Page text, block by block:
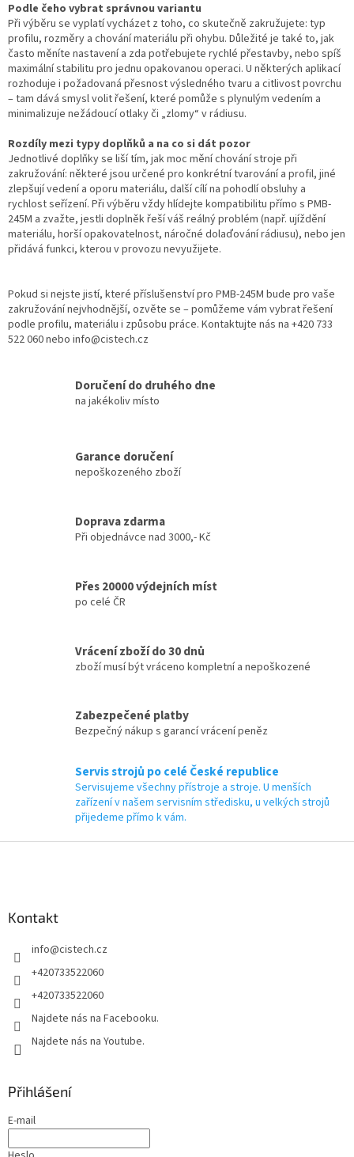
Podle čeho vybrat správnou variantu
Při výběru se vyplatí vycházet z toho, co skutečně zakružujete: typ
profilu, rozměry a chování materiálu při ohybu. Důležité je také to, jak
často měníte nastavení a zda potřebujete rychlé přestavby, nebo spíš
maximální stabilitu pro jednu opakovanou operaci. U některých aplikací
rozhoduje i požadovaná přesnost výsledného tvaru a citlivost povrchu
– tam dává smysl volit řešení, které pomůže s plynulým vedením a
minimalizuje nežádoucí otlaky či „zlomy“ v rádiusu.
Rozdíly mezi typy doplňků a na co si dát pozor
Jednotlivé doplňky se liší tím, jak moc mění chování stroje při
zakružování: některé jsou určené pro konkrétní tvarování a profil, jiné
zlepšují vedení a oporu materiálu, další cílí na pohodlí obsluhy a
rychlost seřízení. Při výběru vždy hlídejte kompatibilitu přímo s PMB-
245M a zvažte, jestli doplněk řeší váš reálný problém (např. ujíždění
materiálu, horší opakovatelnost, náročné dolaďování rádiusu), nebo jen
přidává funkci, kterou v provozu nevyužijete.
Pokud si nejste jistí, které příslušenství pro PMB-245M bude pro vaše
zakružování nejvhodnější, ozvěte se – pomůžeme vám vybrat řešení
podle profilu, materiálu i způsobu práce. Kontaktujte nás na +420 733
522 060 nebo info@cistech.cz
Doručení do druhého dne
na jakékoliv místo
Garance doručení
nepoškozeného zboží
Doprava zdarma
Při objednávce nad 3000,- Kč
Přes 20000 výdejních míst
po celé ČR
Vrácení zboží do 30 dnů
zboží musí být vráceno kompletní a nepoškozené
Zabezpečené platby
Bezpečný nákup s garancí vrácení peněz
Servis strojů po celé České republice
Servisujeme všechny přístroje a stroje. U menších
zařízení v našem servisním středisku, u velkých strojů
přijedeme přímo k vám.
Kontakt
info@cistech.cz
+420733522060
+420733522060
Najdete nás na Facebooku.
Najdete nás na Youtube.
Přihlášení
E-mail